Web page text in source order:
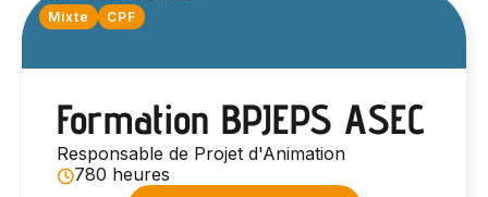
Mixte CPF
Formation BPJEPS ASEC
Responsable de Projet d'Animation
780 heures